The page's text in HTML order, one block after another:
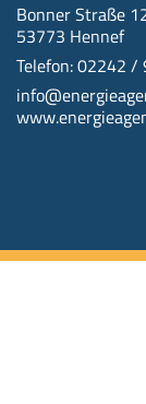
Bonner Straße
53773 Hennef
Telefon: 02242